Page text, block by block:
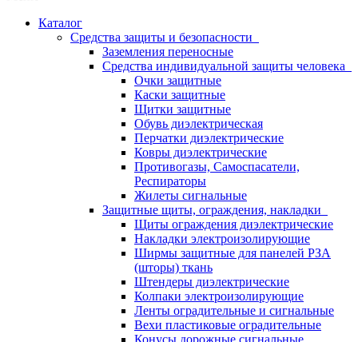
Каталог
Средства защиты и безопасности
Заземления переносные
Средства индивидуальной защиты человека
Очки защитные
Каски защитные
Щитки защитные
Обувь диэлектрическая
Перчатки диэлектрические
Ковры диэлектрические
Противогазы, Самоспасатели,
Респираторы
Жилеты сигнальные
Защитные щиты, ограждения, накладки
Щиты ограждения диэлектрические
Накладки электроизолирующие
Ширмы защитные для панелей РЗА
(шторы) ткань
Штендеры диэлектрические
Колпаки электроизолирующие
Ленты оградительные и сигнальные
Вехи пластиковые оградительные
Конусы дорожные сигнальные